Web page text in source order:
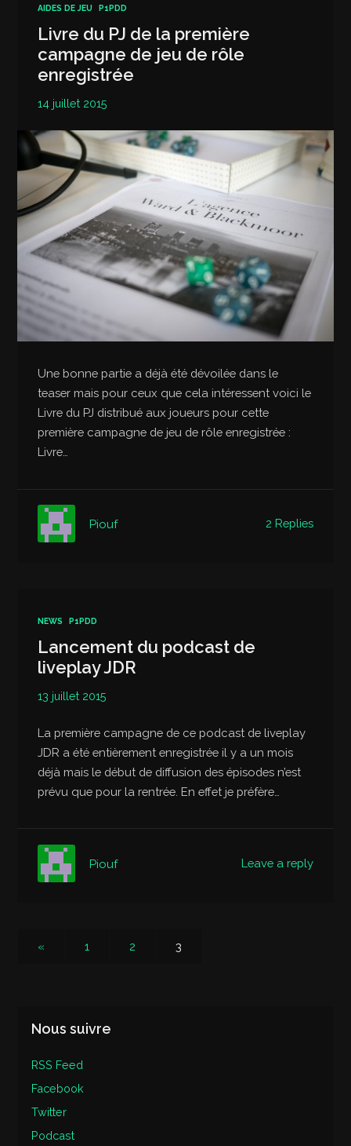
AIDES DE JEU P1PDD
Livre du PJ de la première
campagne de jeu de rôle
enregistrée
14 juillet 2015
Une bonne partie a déjà été dévoilée dans le
teaser mais pour ceux que cela intéressent voici le
Livre du PJ distribué aux joueurs pour cette
première campagne de jeu de rôle enregistrée :
Livre…
2 Replies
Piouf
NEWS P1PDD
Lancement du podcast de
liveplay JDR
13 juillet 2015
La première campagne de ce podcast de liveplay
JDR a été entièrement enregistrée il y a un mois
déjà mais le début de diffusion des épisodes n’est
prévu que pour la rentrée. En effet je préfère…
Leave a reply
Piouf
« 1 2 3
Nous suivre
RSS Feed
Facebook
Twitter
Podcast